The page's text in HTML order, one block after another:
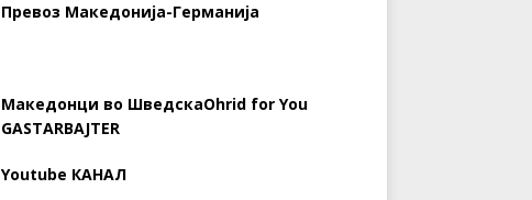
Превоз Македонија-Германија
Македонци во ШведскаOhrid for You
GASTARBAJTER
Youtube КАНАЛ